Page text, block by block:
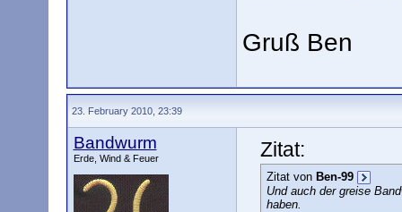
Gruß Ben
23. February 2010, 23:39
Bandwurm
Erde, Wind & Feuer Zitat:
Zitat von Ben-99
Und auch der greise
haben.